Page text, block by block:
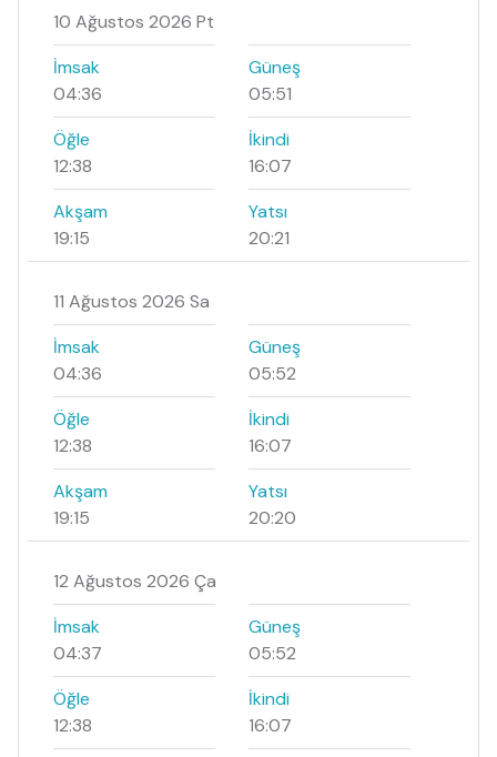
10 Ağustos 2026 Pt
İmsak
04:36
Güneş
05:51
Öğle
12:38
İkindi
16:07
Akşam
19:15
Yatsı
20:21
11 Ağustos 2026 Sa
İmsak
04:36
Güneş
05:52
Öğle
12:38
İkindi
16:07
Akşam
19:15
Yatsı
20:20
12 Ağustos 2026 Ça
İmsak
04:37
Güneş
05:52
Öğle
12:38
İkindi
16:07